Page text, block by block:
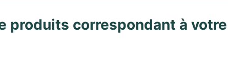
produits correspondant à